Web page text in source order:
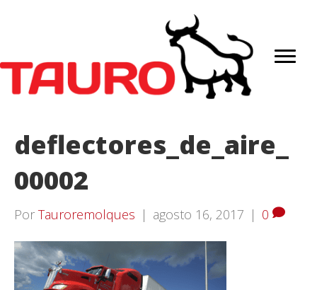
deflectores_de_aire_
00002
Por Tauroremolques | agosto 16, 2017 | 0